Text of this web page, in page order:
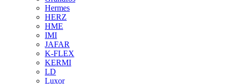
Hermes
HERZ
HME
IMI
JAFAR
K-FLEX
KERMI
LD
Luxor